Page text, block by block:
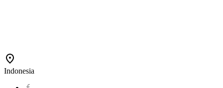
Indonesia